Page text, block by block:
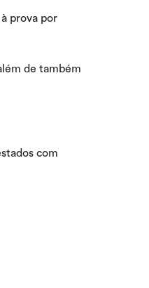
prova por
de também
com